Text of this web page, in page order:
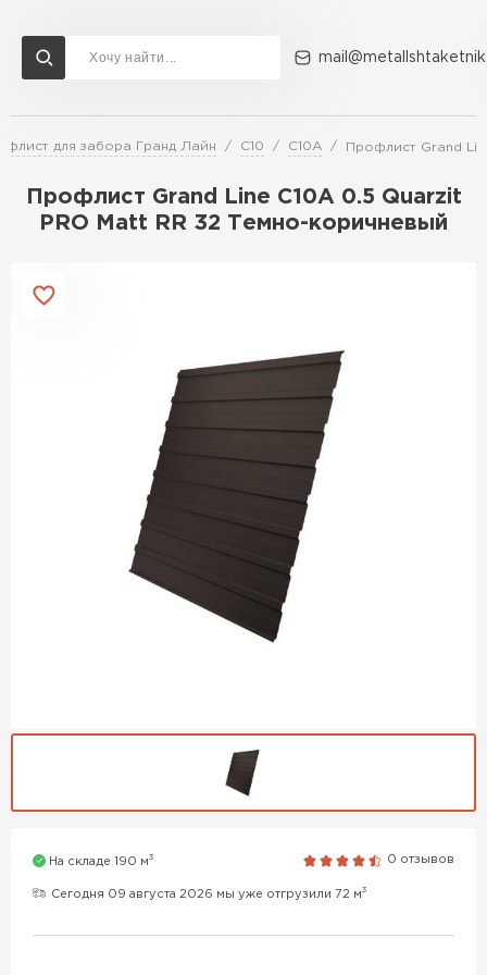
для забора Гранд Лайн С10 C10A Профлист Grand
Профлист Grand Line C10A 0.5 Quarzit
PRO Matt RR 32 Темно-коричневый
На складе 190 м3 0 отзывов
Сегодня 09 августа 2026 мы уже отгрузили 72 м3
Доставка и оплата Акции О компании Контакты
Перейти в каталог